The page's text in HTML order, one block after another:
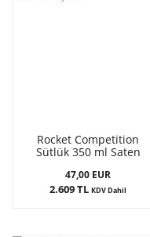
Rocket Competition
Sütlük 350 ml Saten
47,00 EUR
2.609 TL KDV Dahil